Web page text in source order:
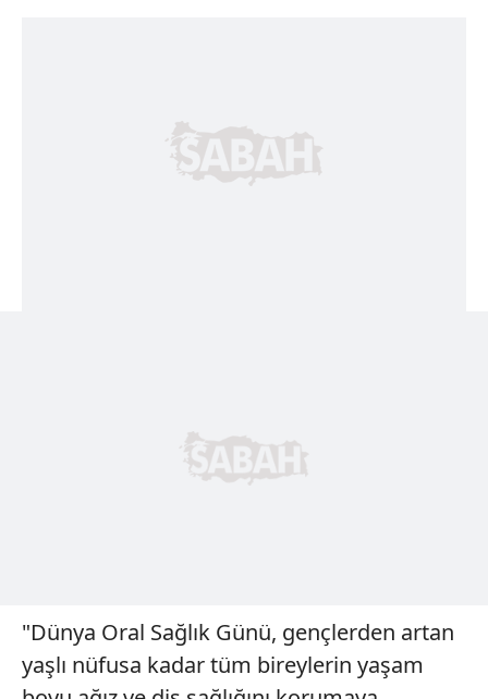
"Dünya Oral Sağlık Günü, gençlerden artan
yaşlı nüfusa kadar tüm bireylerin yaşam